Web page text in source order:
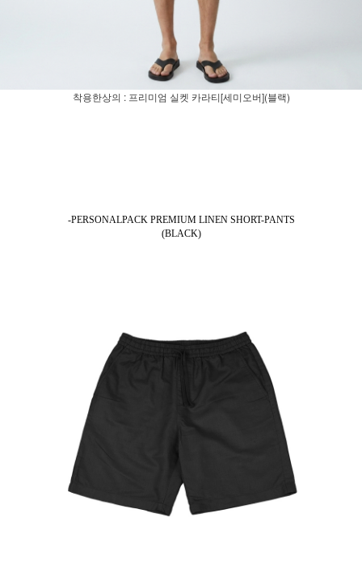
착용한상의 : 프리미엄 실켓 카라티[세미오버](블랙)
-PERSONALPACK PREMIUM LINEN SHORT-PANTS
(BLACK)